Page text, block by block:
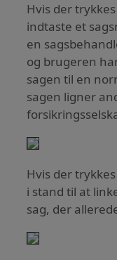
Hvis der
indtaste et
en
og brugeren
sagen til en
sagen ligner
Hvis der
i stand til at
sag, der